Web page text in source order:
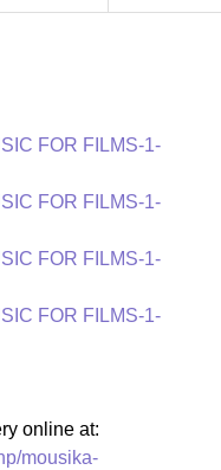
online at:
mousika-